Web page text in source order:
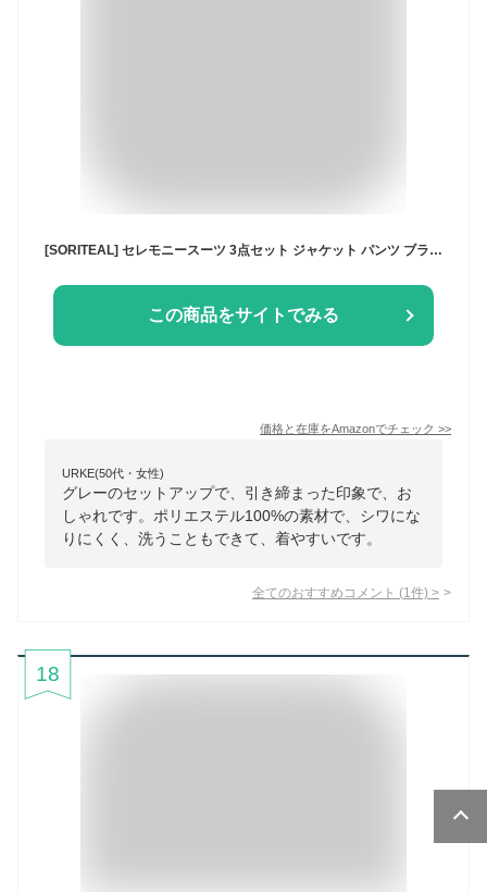
[SORITEAL] セレモニースーツ 3点セット ジャケット パンツ ブラウス パンツスーツ セットアップ 入学式 卒業式 入園式 卒園式 七五三 洗える 20代 30代 40代 50代 60代 クロ 17号 230313773
この商品をサイトでみる
価格と在庫をAmazonでチェック >>
URKE(50代・女性)
グレーのセットアップで、引き締まった印象で、お
しゃれです。ポリエステル100%の素材で、シワにな
りにくく、洗うこともできて、着やすいです。
全てのおすすめコメント (1 件) >
18